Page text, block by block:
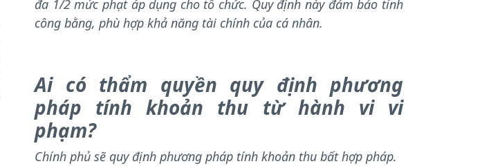
đa 1/2 mức phạt áp dụng cho tổ chức. Quy định này đảm bảo tính
công bằng, phù hợp khả năng tài chính của cá nhân.
Ai có thẩm quyền quy định phương
pháp tính khoản thu từ hành vi vi
phạm?
Chính phủ sẽ quy định phương pháp tính khoản thu bất hợp pháp.